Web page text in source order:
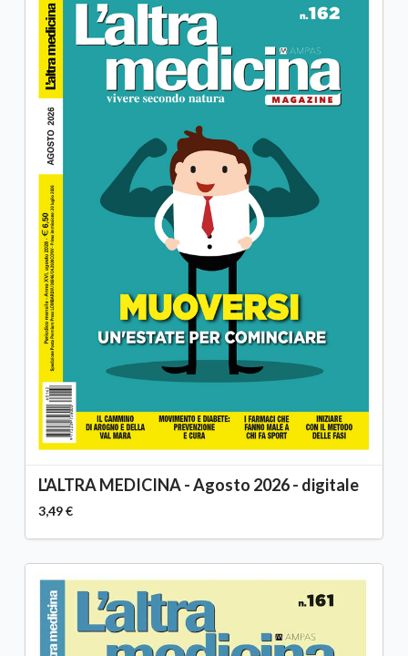
L'ALTRA MEDICINA - Agosto 2026 - digitale
3,49 €